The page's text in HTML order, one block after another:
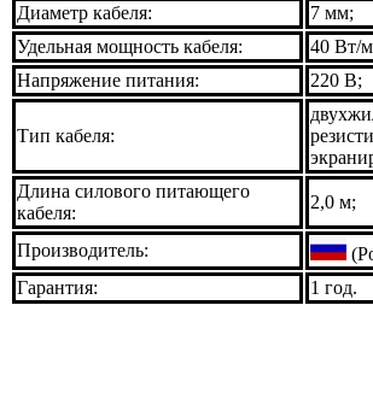
Диаметр кабеля:
7 мм;
Удельная мощность кабеля:
40 Вт/
Напряжение питания:
220 В;
Тип кабеля:
Длина силового питающего
кабеля:
2,0 м;
Производитель:
Гарантия:
1 год.